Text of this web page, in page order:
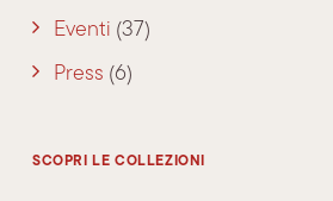
Eventi (37)
Press (6)
SCOPRI LE COLLEZIONI